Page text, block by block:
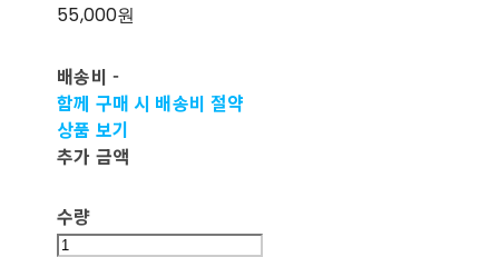
55,000원
배송비 -
함께 구매 시 배송비 절약
상품 보기
추가 금액
수량